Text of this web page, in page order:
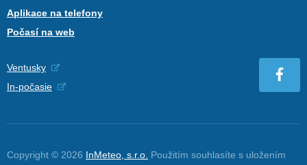
Aplikace na telefony
Počasí na web
Ventusky
In-počasie
Copyright © 2026 InMeteo, s.r.o. Použitím souhlasíte s uložením